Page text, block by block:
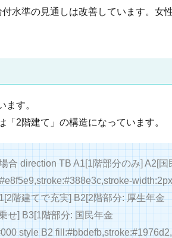
水準の見通しは改善しています。女
ます。
2階建て」の構造になっています。
合 direction TB A1[1階部分のみ] A2[国
階建てで充実] B2[2階部分: 厚生年金
せ] B3[1階部分: 国民年金
style B2